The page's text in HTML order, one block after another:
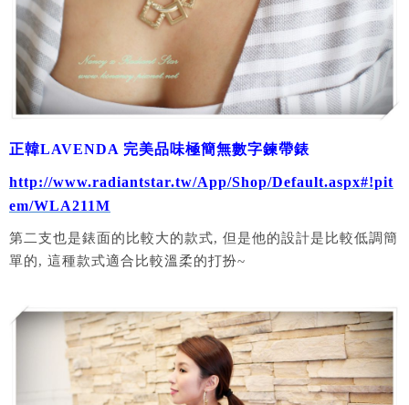
正韓LAVENDA 完美品味極簡無數字鍊帶錶
http://www.radiantstar.tw/App/Shop/Default.aspx#!pit
em/WLA211M
第二支也是錶面的比較大的款式, 但是他的設計是比較低調簡
單的, 這種款式適合比較溫柔的打扮~